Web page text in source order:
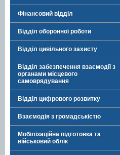
Фінансовий відділ
Відділ оборонної роботи
Відділ цивільного захисту
Відділ забезпечення взаємодії з
органами місцевого
самоврядування
Відділ цифрового розвитку
Взаємодія з громадськістю
Мобілізаційна підготовка та
військовий облік